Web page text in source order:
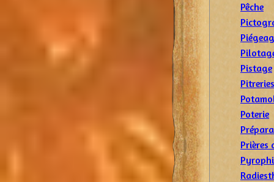
Pêche
Pistage
Pitreries
Poterie
Prières